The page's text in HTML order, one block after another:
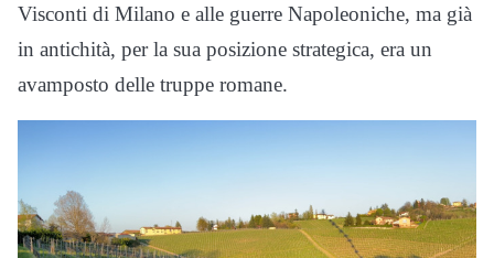
Visconti di Milano e alle guerre Napoleoniche, ma già
in antichità, per la sua posizione strategica, era un
avamposto delle truppe romane.